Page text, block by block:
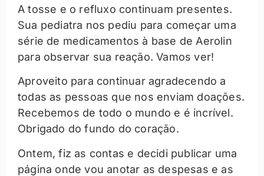
A tosse e o refluxo continuam presentes.
Sua pediatra nos pediu para começar uma
série de medicamentos à base de Aerolin
para observar sua reação. Vamos ver!
Aproveito para continuar agradecendo a
todas as pessoas que nos enviam doações.
Recebemos de todo o mundo e é incrível.
Obrigado do fundo do coração.
Ontem, fiz as contas e decidi publicar uma
página onde vou anotar as despesas e as